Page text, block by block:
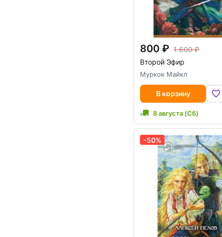
800
1 600
Второй Эфир
Муркок Майкл
В корзину
8 августа (Сб)
-50%